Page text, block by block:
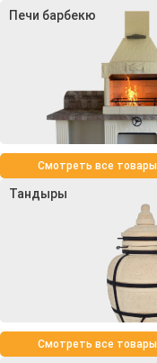
Печи барбекю
Смотреть все товары
Тандыры
Смотреть все товары